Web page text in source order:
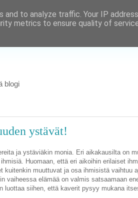
blogi
ystävät!
ja ystäviäkin monia. Eri aikakausilta on
Huomaan, että eri aikoihin erilaiset
kuitenkin muuttuvat ja osa ihmisistä vaihtuu
vaiheessa elämää on valmis satsaamaan
luottaa siihen, että kaverit pysyy mukana
to analyze traffic. Your IP
metrics to ensure quality of